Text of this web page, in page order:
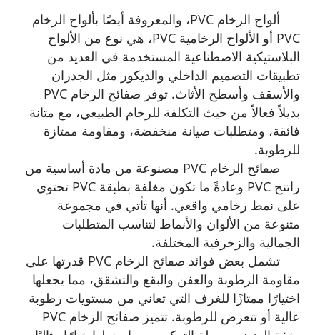
ألواح الرخام PVC، والمعروفة أيضًا بألواح الرخام
PVC أو الألواح الرخامية PVC، هي نوع من الألواح
البلاستيكية الاصطناعية المستخدمة في العديد من
تطبيقات التصميم الداخلي والديكور مثل الجدران
والأسقف وأسطح الأثاث. توفر صفائح الرخام PVC
بديلاً فعالاً من حيث التكلفة للرخام الطبيعي، مع متانة
فائقة، ومتطلبات صيانة منخفضة، ومقاومة ممتازة
للرطوبة.
صفائح الرخام PVC مصنوعة من مادة أساسية من
راتنج PVC وعادةً ما تكون مغلفة بطبقة PVC تحتوي
على نمط رخامي واقعي. أنها تأتي في مجموعة
متنوعة من الألوان والأنماط لتناسب المتطلبات
الجمالية والزخرفية المختلفة.
تشمل بعض فوائد صفائح الرخام PVC قدرتها على
مقاومة الرطوبة والعفن والبقع والتشقق، مما يجعلها
اختيارًا ممتازًا للغرف التي تعاني من مستويات رطوبة
عالية أو تتعرض للرطوبة. تتميز صفائح الرخام PVC